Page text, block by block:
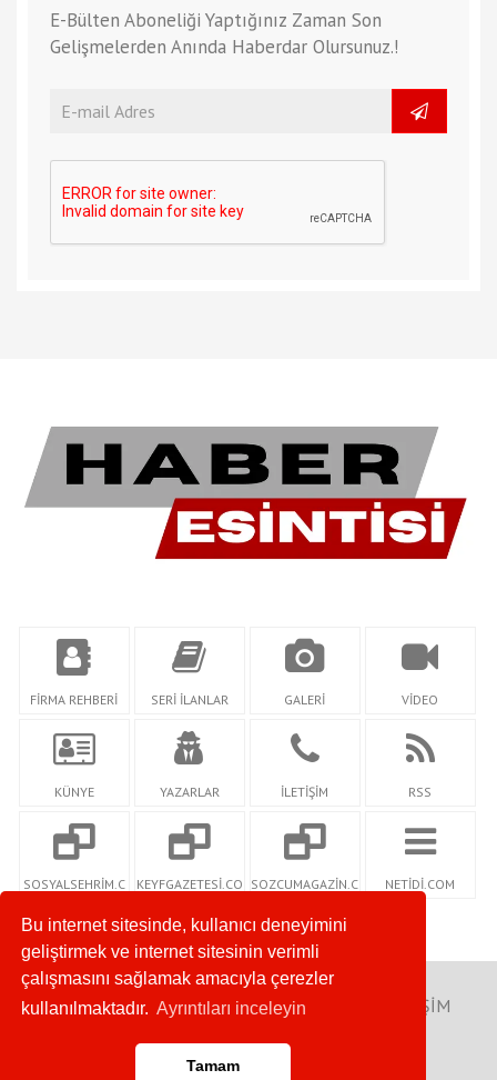
Bu internet sitesinde, kullanıcı deneyimini
geliştirmek ve internet sitesinin verimli
çalışmasını sağlamak amacıyla çerezler
kullanılmaktadır. Ayrıntıları inceleyin
Tamam
E-Bülten Aboneliği Yaptığınız Zaman Son
Gelişmelerden Anında Haberdar Olursunuz.!
FİRMA REHBERİ SERİ İLANLAR GALERİ VİDEO
KÜNYE YAZARLAR İLETİŞİM RSS
SOSYALSEHRİM.C
KEYFGAZETESİ.CO SOZCUMAGAZİN.C
NETİDİ.COM
Copyright © 2009. Her Hakkı Saklıdır. NETİDİ BİLİŞİM
Anasayfa
RSS